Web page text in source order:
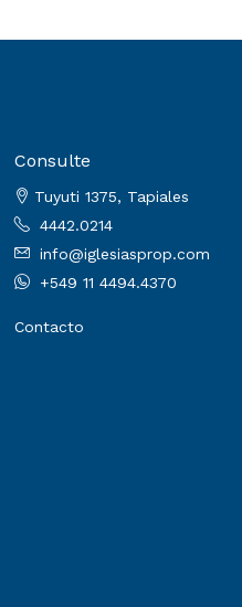
Consulte
Tuyuti 1375, Tapiales
4442.0214
info@iglesiasprop.com
+549 11 4494.4370
Contacto